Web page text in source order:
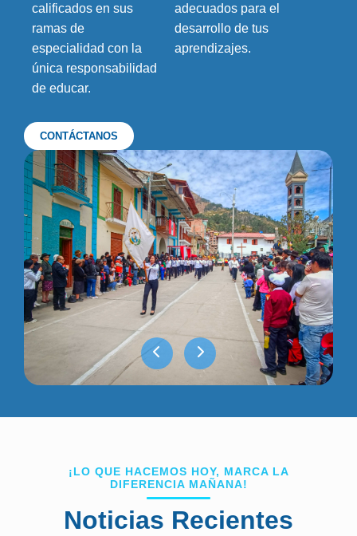
calificados en sus
ramas de
especialidad con la
única responsabilidad
de educar.
adecuados para el
desarrollo de tus
aprendizajes.
CONTÁCTANOS
¡LO QUE HACEMOS HOY, MARCA LA
DIFERENCIA MAÑANA!
Noticias Recientes